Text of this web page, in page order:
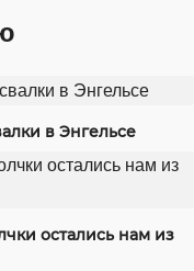
в Энгельсе
остались нам из